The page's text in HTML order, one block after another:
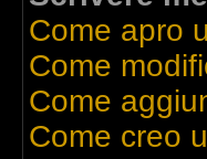
Come apro
Come
Come
Come creo